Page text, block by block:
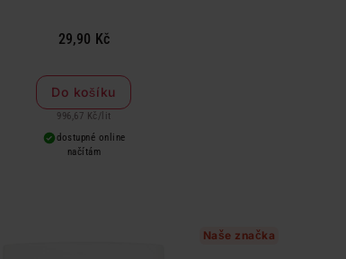
29,90 Kč
Do košíku
996,67 Kč / lit
dostupné online
načítám
Naše značka